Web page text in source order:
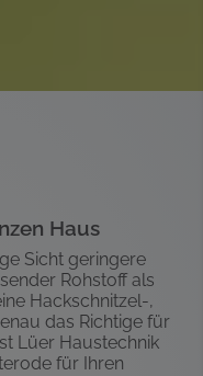
Haus
Sicht geringere
Rohstoff als
Hackschnitzel-,
das Richtige für
Lüer Haustechnik
für Ihren